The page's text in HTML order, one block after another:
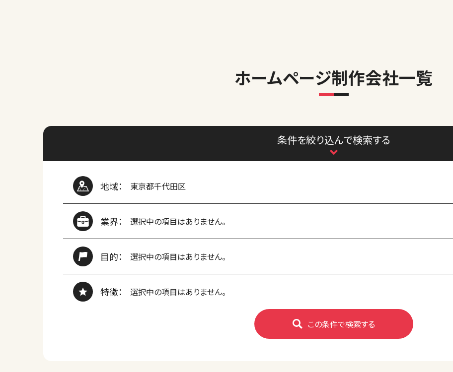
ホームページ制作会社一覧
条件を絞り込んで検索する
地域： 東京都千代田区
業界： 選択中の項目はありません。
目的： 選択中の項目はありません。
特徴： 選択中の項目はありません。
この条件で検索する